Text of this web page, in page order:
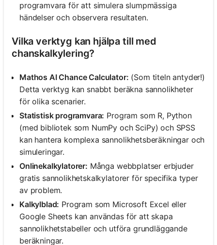
programvara för att simulera slumpmässiga
händelser och observera resultaten.
Vilka verktyg kan hjälpa till med
chanskalkylering?
Mathos AI Chance Calculator: (Som titeln antyder!)
Detta verktyg kan snabbt beräkna sannolikheter
för olika scenarier.
Statistisk programvara: Program som R, Python
(med bibliotek som NumPy och SciPy) och SPSS
kan hantera komplexa sannolikhetsberäkningar och
simuleringar.
Onlinekalkylatorer: Många webbplatser erbjuder
gratis sannolikhetskalkylatorer för specifika typer
av problem.
Kalkylblad: Program som Microsoft Excel eller
Google Sheets kan användas för att skapa
sannolikhetstabeller och utföra grundläggande
beräkningar.